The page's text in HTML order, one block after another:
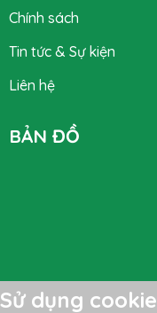
Chính sách
Tin tức & Sự kiện
Liên hệ
BẢN ĐỒ
Sử dụng cookie